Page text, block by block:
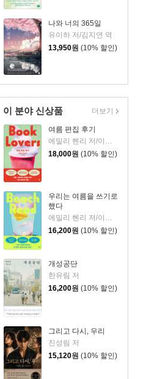
나와 너의 365일
유이하 저/김지연 역
13,950원 (10% 할인)
이 분야 신상품
여름 편집 후기
에밀리 헨리 저/이미정 역
18,000원 (10% 할인)
우리는 여름을 쓰기로
했다
에밀리 헨리 저/이미정 역
16,200원 (10% 할인)
개성공단
한유림 저
16,200원 (10% 할인)
그리고 다시, 우리
진성림 저
15,120원 (10% 할인)
더보기